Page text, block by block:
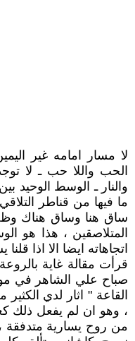
لا مسار امامه غير
الحب واللا حب ـ لا
والنار ـ الوسط الوحيد
ما فيها من قناطر
ساق هنا وساق هناك وظل
المتلاصقين ، هذا
اتجاهاته ايضا الا اذا
قرأت مقالة غاية
صباح علي الشاهر في
القاعة " اثار لدي
، وهو ان لم يفعل ذلك
من روح يسارية متدفقة